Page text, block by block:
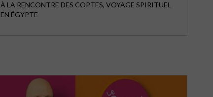
À LA RENCONTRE DES COPTES, VOYAGE SPIRITUEL
EN ÉGYPTE